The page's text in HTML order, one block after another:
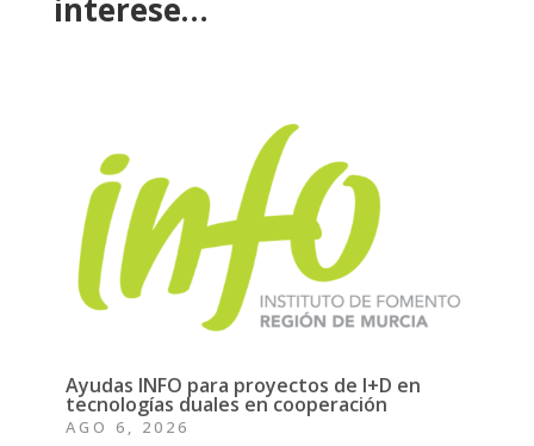
interese…
Ayudas INFO para proyectos de I+D en
tecnologías duales en cooperación
AGO 6, 2026